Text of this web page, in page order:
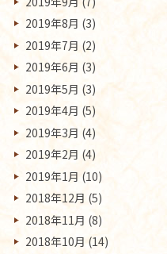
2019年8月 (3)
2019年7月 (2)
2019年6月 (3)
2019年5月 (3)
2019年4月 (5)
2019年3月 (4)
2019年2月 (4)
2019年1月 (10)
2018年12月 (5)
2018年11月 (8)
2018年10月 (14)